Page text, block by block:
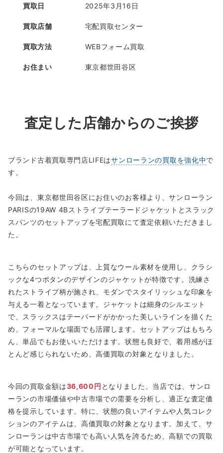
買取日 2025年3月16日
買取店舗 宅配買取センター
買取方法 WEBフォーム買取
お住まい 東京都世田谷区
査定した店舗からのご挨拶
ブランド古着買取専門店LIFEはサンローランの買取を強化中で
す。
今回は、東京都世田谷区にお住いのお客様より、サンローラン
PARISの19AW 4Bストライプテーラードジャケットとスラック
スパンツのセットアップを宅配買取にて査定依頼いただきまし
た。
こちらのセットアップは、上質なウール素材を使用し、クラシ
ックな4つボタンのデザインのジャケットが特徴です。洗練さ
れたストライプ柄が施され、モダンでスタイリッシュな印象を
与える一着となっています。ジャケットは細身のシルエット
で、スラックスはテーパードがかかった美しいラインを描くた
め、フォーマルな場面でも活躍します。セットアップはもちろ
ん、単品でもお使いいただけます。状態も良好で、着用感がほ
とんど感じられないため、高価買取の対象となりました。
今回の買取金額は36,600円 となりました。当店では、サンロ
ーランの市場価値や中古市場での需要を分析し、適正な査定価
格を提示しています。特に、状態の良いアイテムや人気コレク
ションのアイテムは、高価買取の対象となります。加えて、サ
ンローランは中古市場でも高い人気を誇るため、高額での買取
が可能となっています。